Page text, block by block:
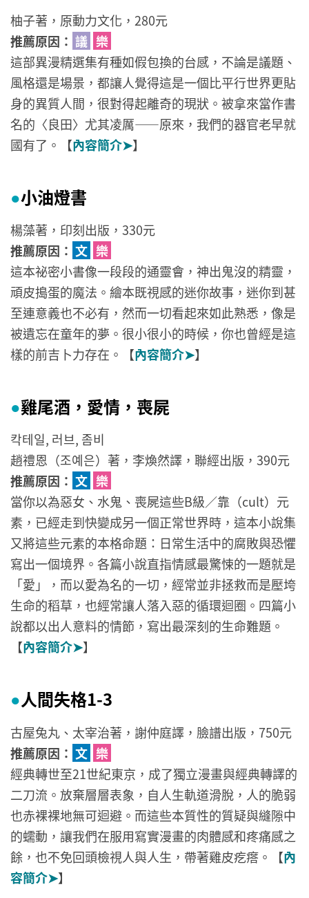
柚子著，原動力文化，280元
推薦原因： 議 樂
這部異漫精選集有種如假包換的台感，不論是議題、
風格還是場景，都讓人覺得這是一個比平行世界更貼
身的異質人間，很對得起離奇的現狀。被拿來當作書
名的〈良田〉尤其凌厲——原來，我們的器官老早就
國有了。【內容簡介➤】
●小油燈書
楊藻著，印刻出版，330元
推薦原因： 文 樂
這本祕密小書像一段段的通靈會，神出鬼沒的精靈，
頑皮搗蛋的魔法。繪本既視感的迷你故事，迷你到甚
至連意義也不必有，然而一切看起來如此熟悉，像是
被遺忘在童年的夢。很小很小的時候，你也曾經是這
樣的前吉卜力存在。【內容簡介➤】
●雞尾酒，愛情，喪屍
칵테일, 러브, 좀비
趙禮恩（조예은）著，李煥然譯，聯經出版，390元
推薦原因： 文 樂
當你以為惡女、水鬼、喪屍這些B級／靠（cult）元
素，已經走到快變成另一個正常世界時，這本小說集
又將這些元素的本格命題：日常生活中的腐敗與恐懼
寫出一個境界。各篇小說直指情感最驚悚的一題就是
「愛」，而以愛為名的一切，經常並非拯救而是壓垮
生命的稻草，也經常讓人落入惡的循環迴圈。四篇小
說都以出人意料的情節，寫出最深刻的生命難題。
【內容簡介➤】
●人間失格1-3
古屋兔丸、太宰治著，謝仲庭譯，臉譜出版，750元
推薦原因： 文 樂
經典轉世至21世紀東京，成了獨立漫畫與經典轉譯的
二刀流。放棄層層表象，自人生軌道滑脫，人的脆弱
也赤裸裸地無可迴避。而這些本質性的質疑與縫隙中
的蠕動，讓我們在服用寫實漫畫的肉體感和疼痛感之
餘，也不免回頭檢視人與人生，帶著雞皮疙瘩。【內
容簡介➤】